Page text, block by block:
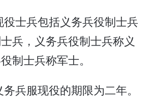
士兵包括义务兵役制士兵
兵，义务兵役制士兵称义
制士兵称军士。
兵服现役的期限为二年。